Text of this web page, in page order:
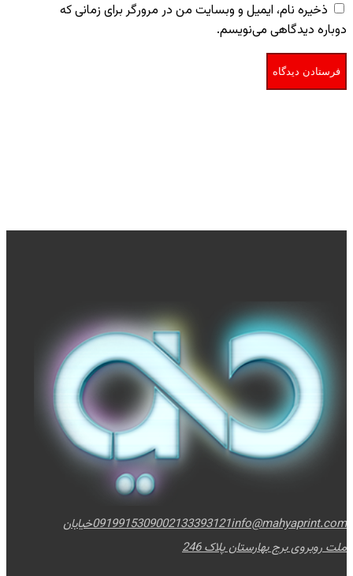
ذخیره نام، ایمیل و وبسایت من در مرورگر برای زمانی که
دوباره دیدگاهی می‌نویسم.
0919915309002133393121info@mahyaprint.com
خیابان
ملت روبروی برج بهارستان پلاک 246